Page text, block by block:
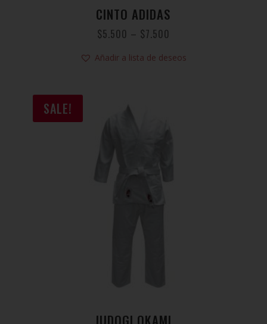
CINTO ADIDAS
$5.500 – $7.500
Añadir a lista de deseos
SALE!
JUDOGI OKAMI